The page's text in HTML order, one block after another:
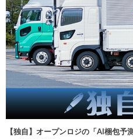
【独自】オープンロジの「AI梱包